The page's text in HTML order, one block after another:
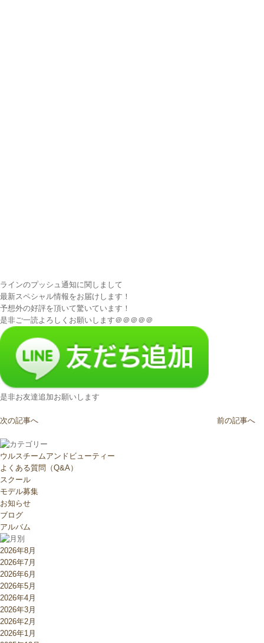
ラインのプッシュ通知に関しまして
最新スペシャル情報をお届けします！
予想外の好評を頂いて驚いています！
是非ご一読よろしくお願いします＠＠＠＠＠
是非お友達追加お願いします
次の記事へ 前の記事へ
ウルスチームアンドビューティー
よくある質問（Q&A）
スクール
モデル募集
お知らせ
ブログ
アルバム
2026年8月
2026年7月
2026年6月
2026年5月
2026年4月
2026年3月
2026年2月
2026年1月